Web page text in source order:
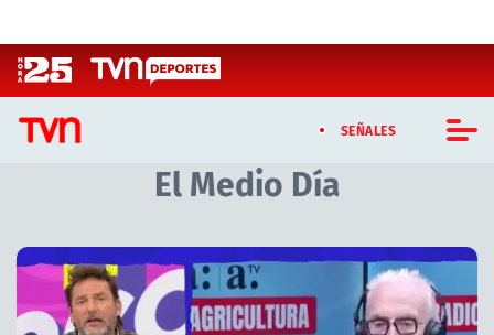
SEÑALES
CASTING MASTERCHEF CHILE
CASTING TVN VERTICAL
TVN VERTICAL
El Medio Día
Artículos relacionados con El Medio Día